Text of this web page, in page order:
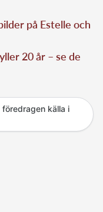
på Estelle och
20 år – se de
källa i